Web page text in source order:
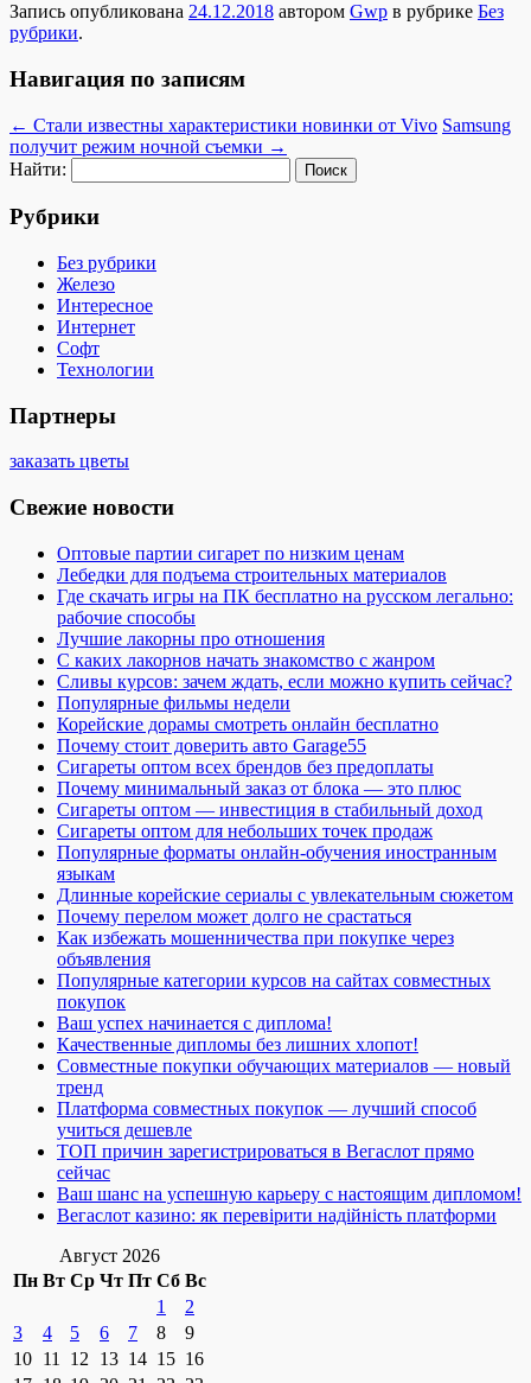
Запись опубликована 24.12.2018 автором Gwp в рубрике Без
рубрики.
Навигация по записям
← Стали известны характеристики новинки от Vivo Samsung
получит режим ночной съемки →
Найти:
Рубрики
Без рубрики
Железо
Интересное
Интернет
Софт
Технологии
Партнеры
заказать цветы
Свежие новости
Оптовые партии сигарет по низким ценам
Лебедки для подъема строительных материалов
Где скачать игры на ПК бесплатно на русском легально:
рабочие способы
Лучшие лакорны про отношения
С каких лакорнов начать знакомство с жанром
Сливы курсов: зачем ждать, если можно купить сейчас?
Популярные фильмы недели
Корейские дорамы смотреть онлайн бесплатно
Почему стоит доверить авто Garage55
Сигареты оптом всех брендов без предоплаты
Почему минимальный заказ от блока — это плюс
Сигареты оптом — инвестиция в стабильный доход
Сигареты оптом для небольших точек продаж
Популярные форматы онлайн-обучения иностранным
языкам
Длинные корейские сериалы с увлекательным сюжетом
Почему перелом может долго не срастаться
Как избежать мошенничества при покупке через
объявления
Популярные категории курсов на сайтах совместных
покупок
Ваш успех начинается с диплома!
Качественные дипломы без лишних хлопот!
Совместные покупки обучающих материалов — новый
тренд
Платформа совместных покупок — лучший способ
учиться дешевле
ТОП причин зарегистрироваться в Вегаслот прямо
сейчас
Ваш шанс на успешную карьеру с настоящим дипломом!
Вегаслот казино: як перевірити надійність платформи
Август 2026
Пн Вт Ср Чт Пт Сб Вс
1
2
3
4 5 6 7 8
9
10 11 12 13 14 15 16